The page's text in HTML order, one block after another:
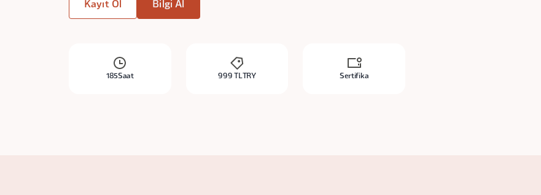
Kayıt Ol Bilgi Al
185Saat 999 TLTRY Sertifika